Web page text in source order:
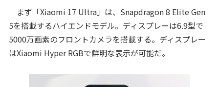
まず「Xiaomi 17 Ultra」は、Snapdragon 8 Elite Gen
5を搭載するハイエンドモデル。ディスプレーは6.9型で
5000万画素のフロントカメラを搭載する。ディスプレー
はXiaomi Hyper RGBで鮮明な表示が可能だ。